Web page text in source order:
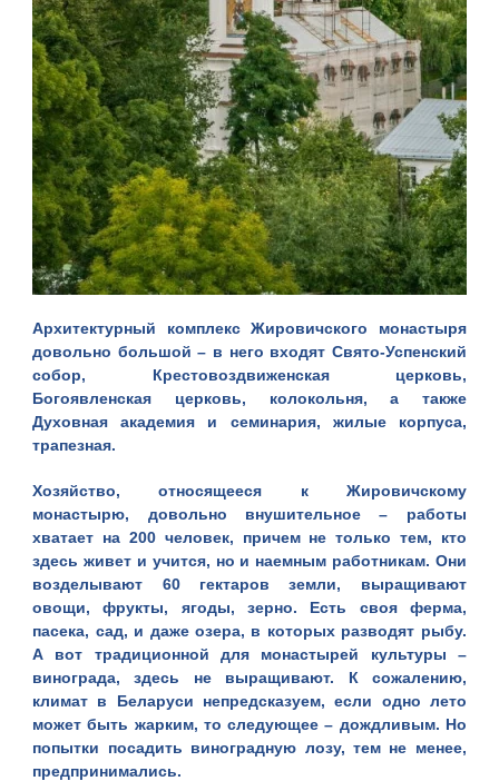
Архитектурный комплекс Жировичского монастыря
довольно большой – в него входят Свято-Успенский
собор, Крестовоздвиженская церковь,
Богоявленская церковь, колокольня, а также
Духовная академия и семинария, жилые корпуса,
трапезная.
Хозяйство, относящееся к Жировичскому
монастырю, довольно внушительное – работы
хватает на 200 человек, причем не только тем, кто
здесь живет и учится, но и наемным работникам. Они
возделывают 60 гектаров земли, выращивают
овощи, фрукты, ягоды, зерно. Есть своя ферма,
пасека, сад, и даже озера, в которых разводят рыбу.
А вот традиционной для монастырей культуры –
винограда, здесь не выращивают. К сожалению,
климат в Беларуси непредсказуем, если одно лето
может быть жарким, то следующее – дождливым. Но
попытки посадить виноградную лозу, тем не менее,
предпринимались.